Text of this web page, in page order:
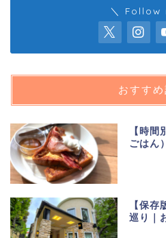
＼ Follow
おすす
【時間
ごはん
【保存
巡り｜